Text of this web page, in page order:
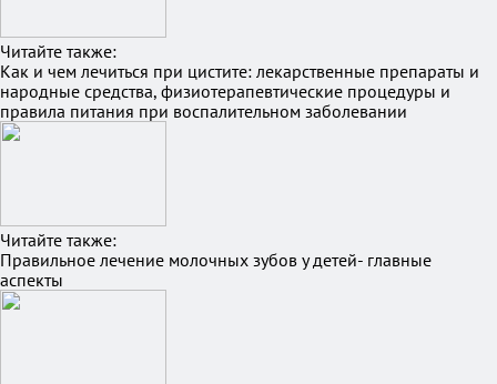
Читайте также:
Как и чем лечиться при цистите: лекарственные препараты и
народные средства, физиотерапевтические процедуры и
правила питания при воспалительном заболевании
Читайте также:
Правильное лечение молочных зубов у детей- главные
аспекты